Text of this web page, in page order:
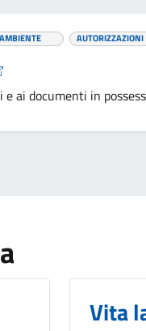
AMBIENTE AUTORIZZAZIONI
ai documenti in
Vita